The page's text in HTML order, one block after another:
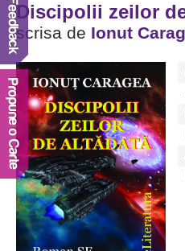
Discipolii zeilor
scrisa de Ionut